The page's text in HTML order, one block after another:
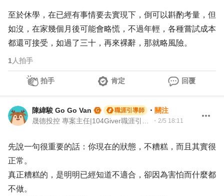
至於休學，在已經有事情要去實現下，倒可以斟酌考量，但
如沒，在家幾個月後可能會略慌，不過年輕，各種嘗試成本
都還可接受，如過了三十，再來裸辭，那就略風險。
1 人拍手
拍手 肯定 回覆
陳緯駿 Go Go Van 職涯引導師 ・ 關注
・ 2/5 18:11
先說一句很重要的話：你現在的狀態，不糟糕，而且其實很
正常。
真正糟糕的，是明明已經知道不適合，卻因為害怕而什麼都
不做。